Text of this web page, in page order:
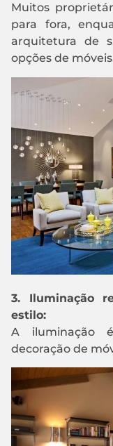
Muitos
para fora,
arquitetura de
opções de
3. Iluminação
estilo:
A iluminação
decoração de